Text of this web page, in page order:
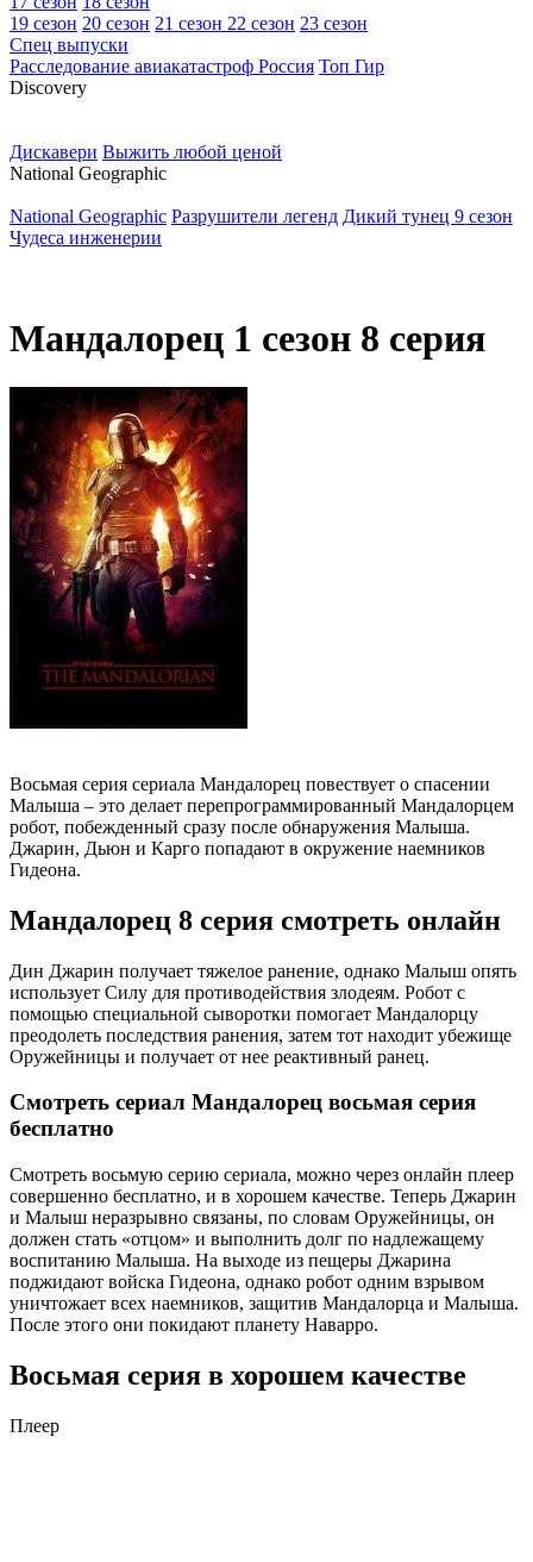
19 сезон 20 сезон 21 сезон 22 сезон 23 сезон
Спец выпуски
Расследование авиакатастроф Россия Топ Гир
Discovery
Дискавери Выжить любой ценой
National Geographic
National Geographic Разрушители легенд Дикий тунец 9 сезон
Чудеса инженерии
Мандалорец 1 сезон 8 серия
Восьмая серия сериала Мандалорец повествует о спасении
Малыша – это делает перепрограммированный Мандалорцем
робот, побежденный сразу после обнаружения Малыша.
Джарин, Дьюн и Карго попадают в окружение наемников
Гидеона.
Мандалорец 8 серия смотреть онлайн
Дин Джарин получает тяжелое ранение, однако Малыш опять
использует Силу для противодействия злодеям. Робот с
помощью специальной сыворотки помогает Мандалорцу
преодолеть последствия ранения, затем тот находит убежище
Оружейницы и получает от нее реактивный ранец.
Смотреть сериал Мандалорец восьмая серия
бесплатно
Смотреть восьмую серию сериала, можно через онлайн плеер
совершенно бесплатно, и в хорошем качестве. Теперь Джарин
и Малыш неразрывно связаны, по словам Оружейницы, он
должен стать «отцом» и выполнить долг по надлежащему
воспитанию Малыша. На выходе из пещеры Джарина
поджидают войска Гидеона, однако робот одним взрывом
уничтожает всех наемников, защитив Мандалорца и Малыша.
После этого они покидают планету Наварро.
Восьмая серия в хорошем качестве
Плеер